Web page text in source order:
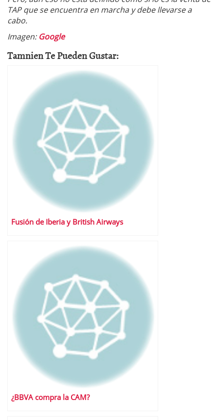
TAP que se encuentra en marcha y debe llevarse a
cabo.
Imagen: Google
Tamnien Te Pueden Gustar:
Fusión de Iberia y British Airways
¿BBVA compra la CAM?